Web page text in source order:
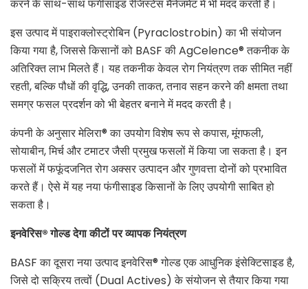
करने के साथ-साथ फंगीसाइड रेजिस्टेंस मैनेजमेंट में भी मदद करती है।
इस उत्पाद में पाइराक्लोस्ट्रोबिन (Pyraclostrobin) का भी संयोजन
किया गया है, जिससे किसानों को BASF की AgCelence® तकनीक के
अतिरिक्त लाभ मिलते हैं। यह तकनीक केवल रोग नियंत्रण तक सीमित नहीं
रहती, बल्कि पौधों की वृद्धि, उनकी ताकत, तनाव सहन करने की क्षमता तथा
समग्र फसल प्रदर्शन को भी बेहतर बनाने में मदद करती है।
कंपनी के अनुसार मेलिरा® का उपयोग विशेष रूप से कपास, मूंगफली,
सोयाबीन, मिर्च और टमाटर जैसी प्रमुख फसलों में किया जा सकता है। इन
फसलों में फफूंदजनित रोग अक्सर उत्पादन और गुणवत्ता दोनों को प्रभावित
करते हैं। ऐसे में यह नया फंगीसाइड किसानों के लिए उपयोगी साबित हो
सकता है।
इनवेरिस®गोल्डदेगाकीटोंपरव्यापकनियंत्रण
BASF का दूसरा नया उत्पाद इनवेरिस® गोल्ड एक आधुनिक इंसेक्टिसाइड है,
जिसे दो सक्रिय तत्वों (Dual Actives) के संयोजन से तैयार किया गया